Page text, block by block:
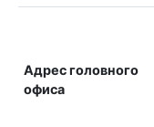
Адрес головного
офиса